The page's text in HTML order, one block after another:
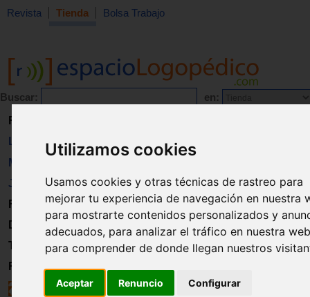
Utilizamos cookies
Usamos cookies y otras técnicas de rastreo para
mejorar tu experiencia de navegación en nuestra
para mostrarte contenidos personalizados y
adecuados, para analizar el tráfico en nuestra
para comprender de donde llegan nuestros
Aceptar Renuncio Configurar
Revista Tienda Bolsa Trabajo
Buscar: en:
Revista
Libros
Material
Juguetes
Formación
Directorio
Trabajo
Registro